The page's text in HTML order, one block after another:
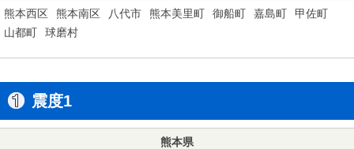
熊本西区 熊本南区 八代市 熊本美里町 御船町 嘉島町
甲佐町
山都町
球磨村
震度1
熊本県